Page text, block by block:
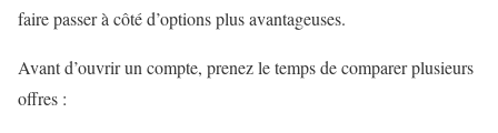
faire passer à côté d’options plus avantageuses.
Avant d’ouvrir un compte, prenez le temps de comparer plusieurs
offres :